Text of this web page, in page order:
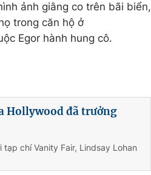
ảnh giằng co trên bãi biển,
trong căn hộ ở
Egor hành hung cô.
Hollywood đã trưởng
chí Vanity Fair, Lindsay Lohan